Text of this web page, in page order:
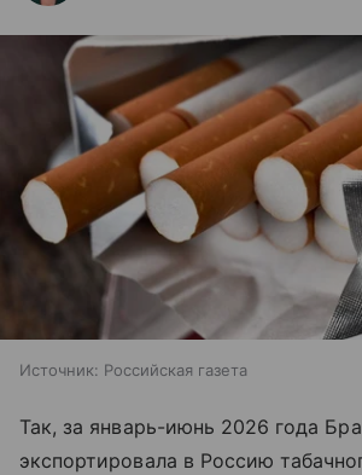
Источник: Российская газета
Так, за январь-июнь 2026 года
экспортировала в Россию